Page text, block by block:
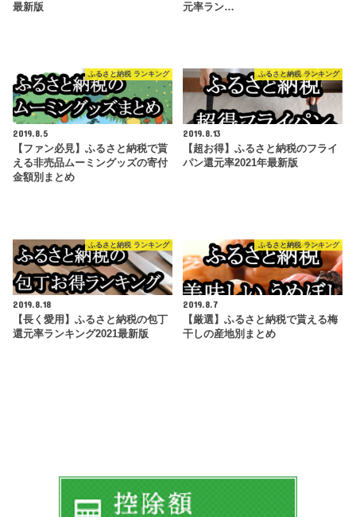
最新版
元率ラン…
ふるさと納税 ランキング
2019.8.5
【ファン必見】ふるさと納税で貰
える非売品ムーミングッズの寄付
金額別まとめ
ふるさと納税 ランキング
2019.8.13
【超お得】ふるさと納税のフライ
パン還元率2021年最新版
ふるさと納税 ランキング
2019.8.18
【長く愛用】ふるさと納税の包丁
還元率ランキング2021最新版
ふるさと納税 ランキング
2019.8.7
【厳選】ふるさと納税で貰える梅
干しの産地別まとめ